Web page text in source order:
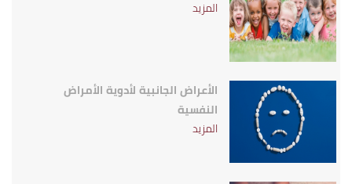
المزيد
الأعراض الجانبية لأدوية الأمراض
النفسية
المزيد